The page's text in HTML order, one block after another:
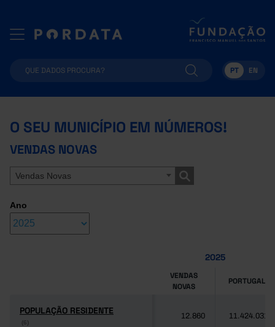
PT EN
O SEU MUNICÍPIO EM NÚMEROS!
VENDAS NOVAS
Vendas Novas
Ano
2025
VENDAS
NOVAS
PORTUGAL
POPULAÇÃO RESIDENTE
(6)
POPULAÇÃO RESIDENTE
(6)
12.860 11.424.031